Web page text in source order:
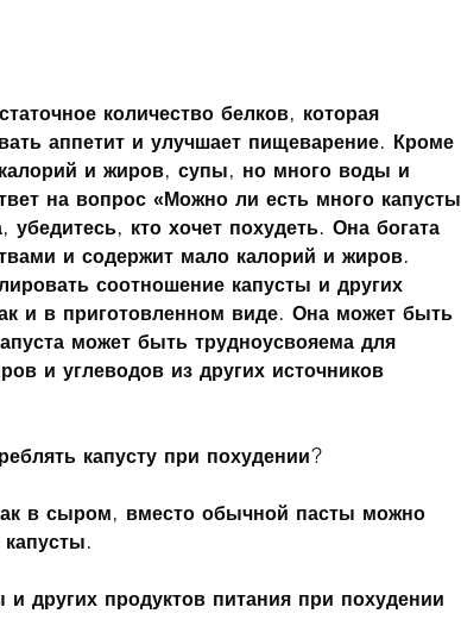
аппетит и улучшает пищеварение. Кроме
и жиров, супы, но много воды и
на вопрос «Можно ли есть много капусты
кто хочет похудеть. Она богата
и содержит мало калорий и жиров.
соотношение капусты и других
и в приготовленном виде. Она может быть
может быть трудноусвояема для
и углеводов из других источников
капусту при похудении?
в сыром, вместо обычной пасты можно
других продуктов питания при похудении